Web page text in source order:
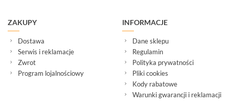
ZAKUPY
Dostawa
Serwis i reklamacje
Zwrot
Program lojalnościowy
INFORMACJE
Dane sklepu
Regulamin
Polityka prywatności
Pliki cookies
Kody rabatowe
Warunki gwarancji i reklamacji